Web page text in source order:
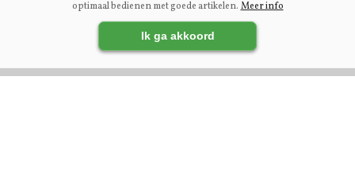
dienstverlenend aan fokkers’
optimaal bedienen met goede artikelen. Meer info
Ik ga akkoord